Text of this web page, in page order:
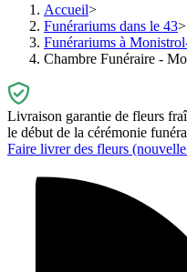
Accueil
Funérariums dans le 43
Funérariums à
Chambre Funéraire -
Livraison garantie de fleurs
le début de la cérémonie
Faire livrer des fleurs